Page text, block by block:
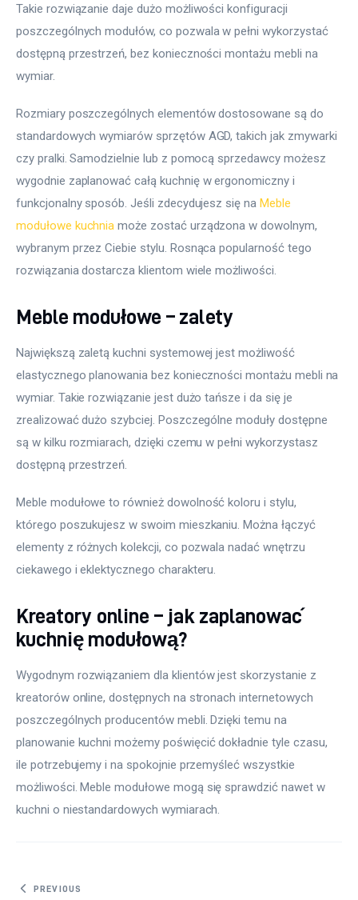
Takie rozwiązanie daje dużo możliwości konfiguracji
poszczególnych modułów, co pozwala w pełni wykorzystać
dostępną przestrzeń, bez konieczności montażu mebli na
wymiar.
Rozmiary poszczególnych elementów dostosowane są do
standardowych wymiarów sprzętów AGD, takich jak zmywarki
czy pralki. Samodzielnie lub z pomocą sprzedawcy możesz
wygodnie zaplanować całą kuchnię w ergonomiczny i
funkcjonalny sposób. Jeśli zdecydujesz się na Meble
modułowe kuchnia może zostać urządzona w dowolnym,
wybranym przez Ciebie stylu. Rosnąca popularność tego
rozwiązania dostarcza klientom wiele możliwości.
Meble modułowe – zalety
Największą zaletą kuchni systemowej jest możliwość
elastycznego planowania bez konieczności montażu mebli na
wymiar. Takie rozwiązanie jest dużo tańsze i da się je
zrealizować dużo szybciej. Poszczególne moduły dostępne
są w kilku rozmiarach, dzięki czemu w pełni wykorzystasz
dostępną przestrzeń.
Meble modułowe to również dowolność koloru i stylu,
którego poszukujesz w swoim mieszkaniu. Można łączyć
elementy z różnych kolekcji, co pozwala nadać wnętrzu
ciekawego i eklektycznego charakteru.
Kreatory online – jak zaplanować
kuchnię modułową?
Wygodnym rozwiązaniem dla klientów jest skorzystanie z
kreatorów online, dostępnych na stronach internetowych
poszczególnych producentów mebli. Dzięki temu na
planowanie kuchni możemy poświęcić dokładnie tyle czasu,
ile potrzebujemy i na spokojnie przemyśleć wszystkie
możliwości. Meble modułowe mogą się sprawdzić nawet w
kuchni o niestandardowych wymiarach.
Nawigacja wpisu
PREVIOUS